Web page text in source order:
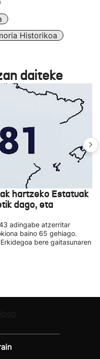
Historikoa
daiteke
hartzeko Estatuak
dago, eta
adingabe atzerritar
baino 65 gehiago.
bere gaitasunaren